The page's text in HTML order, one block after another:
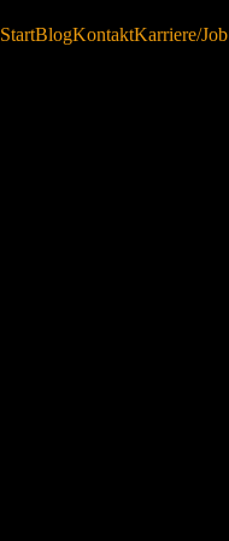
StartBlogKontaktKarriere/Job